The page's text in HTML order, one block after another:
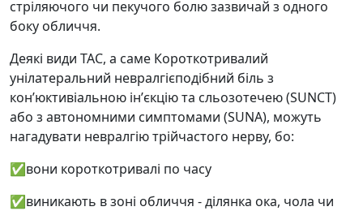
стріляючого чи пекучого болю зазвичай з одного
боку обличчя.
Деякі види TAC, а саме Короткотривалий
унілатеральний невралгієподібний біль з
конʼюктивіальною інʼєкцію та сльозотечею (SUNCT)
або з автономними симптомами (SUNA), можуть
нагадувати невралгію трійчастого нерву, бо:
✅вони короткотривалі по часу
✅виникають в зоні обличчя - ділянка ока, чола чи